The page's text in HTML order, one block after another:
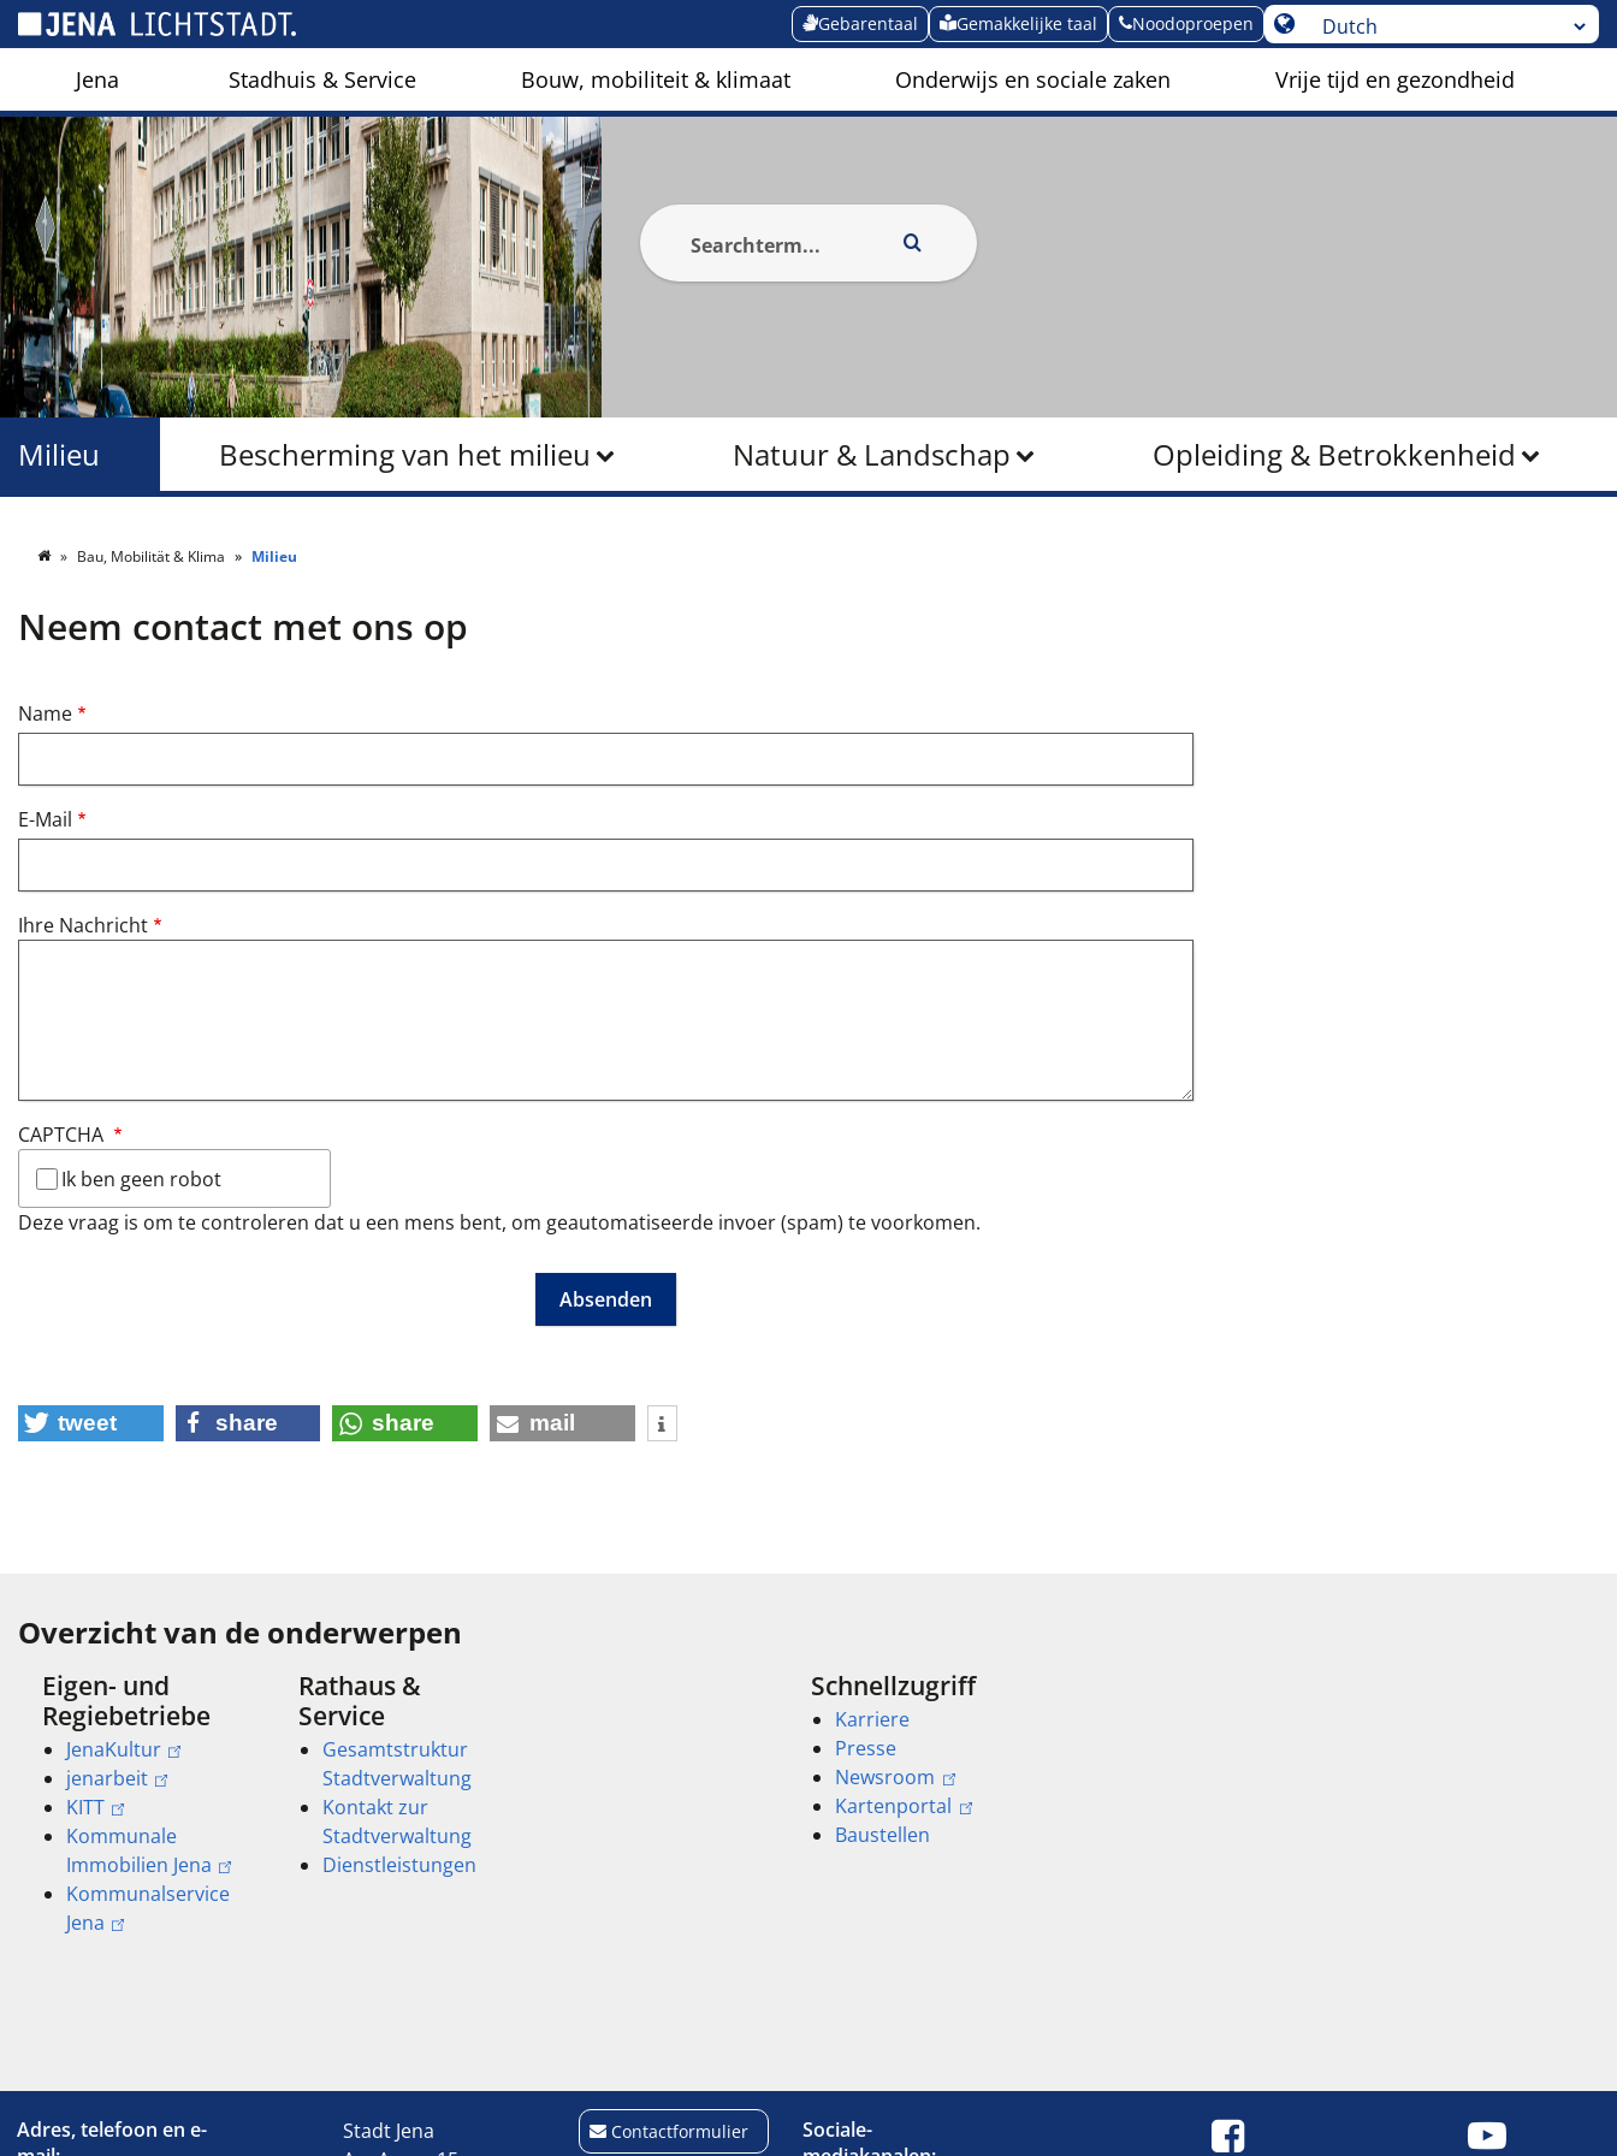
Gebarentaal Gemakkelijke taal Noodoproepen
Jena Stadhuis & Service Bouw, mobiliteit & klimaat Onderwijs en sociale zaken Vrije tijd en gezondheid
Bescherming van het milieu Natuur & Landschap Opleiding & Betrokkenheid
Milieu
Bau, Mobilität & Klima Milieu
Neem contact met ons op
Name
E-Mail
Ihre Nachricht
CAPTCHA
Ik ben geen robot
Deze vraag is om te controleren dat u een mens bent, om geautomatiseerde invoer (spam) te voorkomen.
tweet share share mail
Overzicht van de onderwerpen
Eigen- und
Regiebetriebe
JenaKultur
jenarbeit
KITT
Kommunale
Immobilien Jena
Kommunalservice
Jena
Rathaus &
Service
Gesamtstruktur
Stadtverwaltung
Kontakt zur
Stadtverwaltung
Dienstleistungen
Schnellzugriff
Karriere
Presse
Newsroom
Kartenportal
Baustellen
Adres, telefoon en e-
Stadt Jena
Contactformulier
Sociale-
Cookies beheer paneel